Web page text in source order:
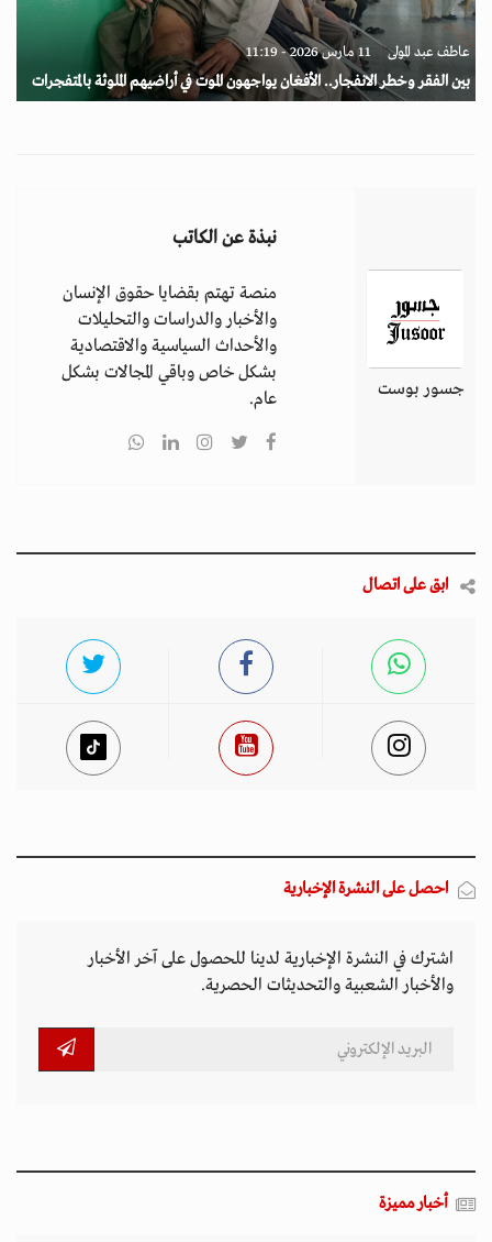
عاطف عبد المولى 11 مارس 2026 - 11:19
بين الفقر وخطر الانفجار.. الأفغان يواجهون الموت في أراضيهم الملوثة بالمتفجرات
جسور بوست
نبذة عن الكاتب
منصة تهتم بقضايا حقوق الإنسان
والأخبار والدراسات والتحليلات
والأحداث السياسية والاقتصادية
بشكل خاص وباقي المجالات بشكل
عام.
ابق على اتصال
احصل على النشرة الإخبارية
اشترك في النشرة الإخبارية لدينا للحصول على آخر الأخبار
والأخبار الشعبية والتحديثات الحصرية.
أخبار مميزة